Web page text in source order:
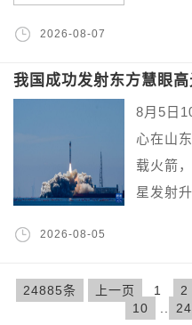
2026-08-07
我国成功发射东方慧眼
8月5日
心在山
载火箭
星发射
2026-08-05
24885条 上一页 1 2
10